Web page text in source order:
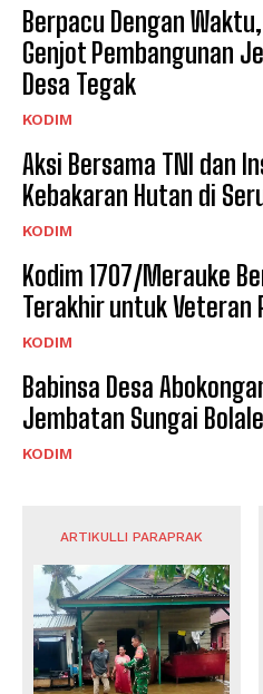
Berpacu Dengan
Genjot Pembangunan
Desa Tegak
KODIM
Aksi Bersama TNI dan
Kebakaran Hutan di
KODIM
Kodim 1707/Merauke
Terakhir untuk Veteran
KODIM
Babinsa Desa
Jembatan Sungai
KODIM
ARTIKULLI PARAPRAK